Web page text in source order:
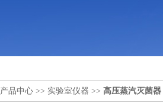
产品中心 >> 实验室仪器 >> 高压蒸汽灭菌器